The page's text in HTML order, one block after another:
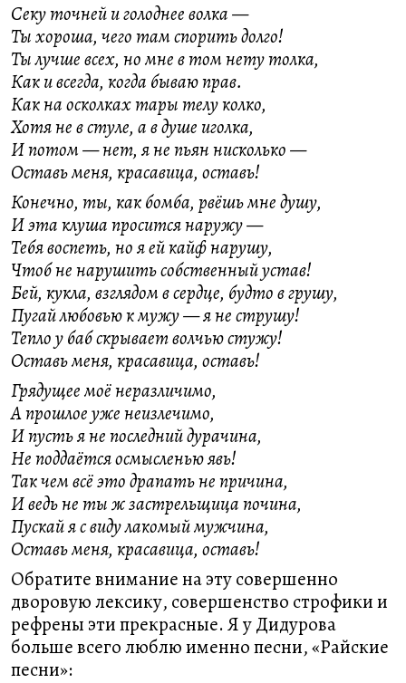
Секу точней и голоднее волка —
Ты хороша, чего там спорить долго!
Ты лучше всех, но мне в том нету толка,
Как и всегда, когда бываю прав.
Как на осколках тары телу колко,
Хотя не в стуле, а в душе иголка,
И потом — нет, я не пьян нисколько —
Оставь меня, красавица, оставь!
Конечно, ты, как бомба, рвёшь мне душу,
И эта клуша просится наружу —
Тебя воспеть, но я ей кайф нарушу,
Чтоб не нарушить собственный устав!
Бей, кукла, взглядом в сердце, будто в грушу,
Пугай любовью к мужу — я не струшу!
Тепло у баб скрывает волчью стужу!
Оставь меня, красавица, оставь!
Грядущее моё неразличимо,
А прошлое уже неизлечимо,
И пусть я не последний дурачина,
Не поддаётся осмысленью явь!
Так чем всё это драпать не причина,
И ведь не ты ж застрельщица почина,
Пускай я с виду лакомый мужчина,
Оставь меня, красавица, оставь!
Обратите внимание на эту совершенно
дворовую лексику, совершенство строфики и
рефрены эти прекрасные. Я у Дидурова
больше всего люблю именно песни, «Райские
песни»: